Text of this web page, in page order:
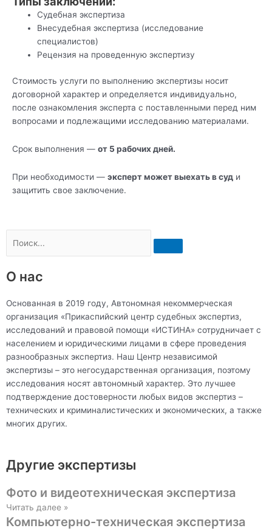
Судебная экспертиза
Внесудебная экспертиза (исследование
специалистов)
Рецензия на проведенную экспертизу
Стоимость услуги по выполнению экспертизы носит
договорной характер и определяется индивидуально,
после ознакомления эксперта с поставленными перед ним
вопросами и подлежащими исследованию материалами.
Срок выполнения — от 5 рабочих дней.
При необходимости — эксперт может выехать в суд и
защитить свое заключение.
О нас
Основанная в 2019 году, Автономная некоммерческая
организация «Прикаспийский центр судебных экспертиз,
исследований и правовой помощи «ИСТИНА» сотрудничает с
населением и юридическими лицами в сфере проведения
разнообразных экспертиз. Наш Центр независимой
экспертизы – это негосударственная организация, поэтому
исследования носят автономный характер. Это лучшее
подтверждение достоверности любых видов экспертиз –
технических и криминалистических и экономических, а также
многих других.
Другие экспертизы
Фото и видеотехническая экспертиза
Читать далее »
Компьютерно-техническая экспертиза